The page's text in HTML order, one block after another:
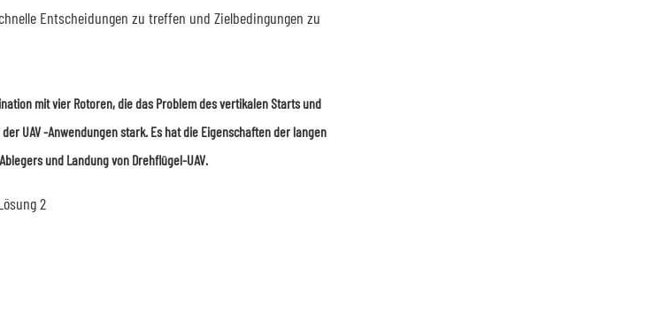
Entscheidungen zu treffen und Zielbedingungen zu
mit vier Rotoren, die das Problem des vertikalen Starts und
UAV -Anwendungen stark. Es hat die Eigenschaften der langen
und Landung von Drehflügel-UAV.